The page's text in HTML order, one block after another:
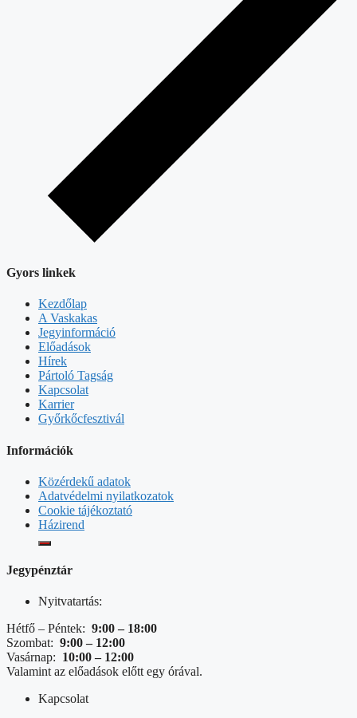
Gyors linkek
Kezdőlap
A Vaskakas
Jegyinformáció
Előadások
Hírek
Pártoló Tagság
Kapcsolat
Karrier
Győrkőcfesztivál
Információk
Közérdekű adatok
Adatvédelmi nyilatkozatok
Cookie tájékoztató
Házirend
Jegypénztár
Nyitvatartás:
Hétfő – Péntek: 9:00 – 18:00
Szombat: 9:00 – 12:00
Vasárnap: 10:00 – 12:00
Valamint az előadások előtt egy órával.
Kapcsolat